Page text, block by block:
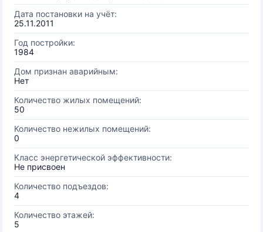
Дата постановки на учёт:
25.11.2011
Год постройки:
1984
Дом признан аварийным:
Нет
Количество жилых помещений:
50
Количество нежилых помещений:
0
Класс энергетической эффективности:
Не присвоен
Количество подъездов:
4
Количество этажей:
5